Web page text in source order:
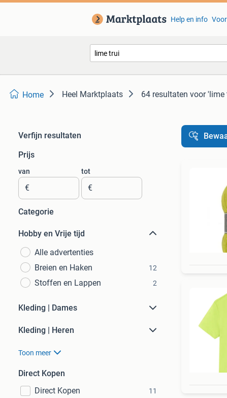
Help en info
Home Heel Marktplaats 64 resultaten voor 'lime
Verfijn resultaten
Prijs
van
€
tot
€
Categorie
Hobby en Vrije tijd
Alle advertenties
Breien en Haken
12
Stoffen en Lappen 2
Kleding | Dames
Kleding | Heren
Toon meer
Direct Kopen
Direct Kopen
11